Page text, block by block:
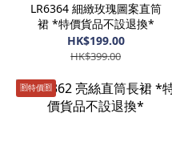
LR6364 細緻玫瑰圖案直筒
裙 *特價貨品不設退換*
HK$199.00
HK$399.00
🈹️特價🈹️